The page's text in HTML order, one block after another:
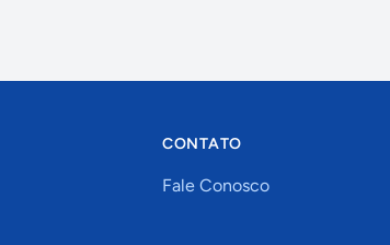
CONTATO
Fale Conosco